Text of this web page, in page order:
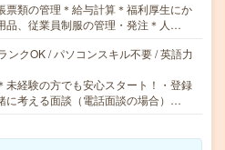
票類の管理＊給与計算＊福利厚生にか
品、従業員制服の管理・発注＊人…
ンクOK / パソコンスキル不要 / 英語力
未経験の方でも安心スタート！・登録
に考える面談（電話面談の場合）…